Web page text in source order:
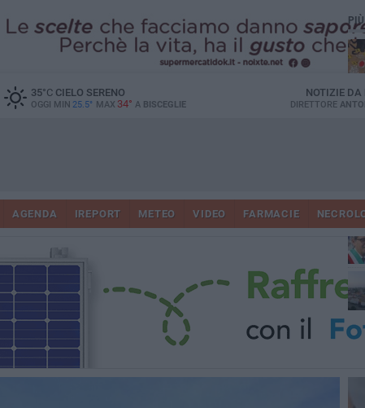
35°CCIELO SERENO
OGGI MIN 25.5° MAX 34° A BISCEGLIE
NOTIZIE DA
DIRETTORE
AGENDA IREPORT METEO VIDEO FARMACIE
PIÙ